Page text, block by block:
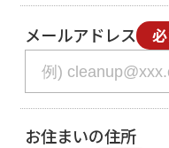
メールアドレス
お住まいの住所